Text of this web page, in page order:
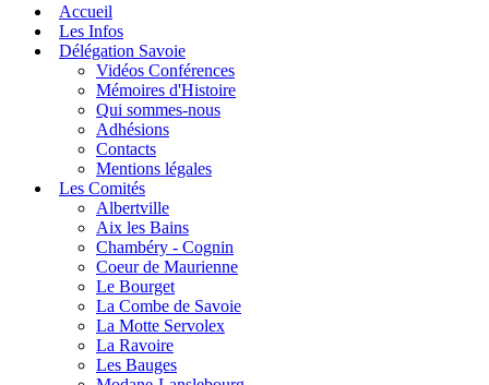
Accueil
Les Infos
Délégation Savoie
Vidéos Conférences
Mémoires d'Histoire
Qui sommes-nous
Adhésions
Contacts
Mentions légales
Les Comités
Albertville
Aix les Bains
Chambéry - Cognin
Coeur de Maurienne
Le Bourget
La Combe de Savoie
La Motte Servolex
La Ravoire
Les Bauges